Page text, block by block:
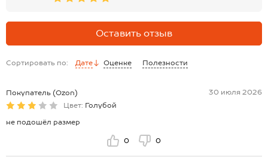
Оставить отзыв
Сортировать по: Дате Оценке Полезности
Покупатель (Ozon)
30 июля 2026
Цвет: Голубой
не подошёл размер
0 0